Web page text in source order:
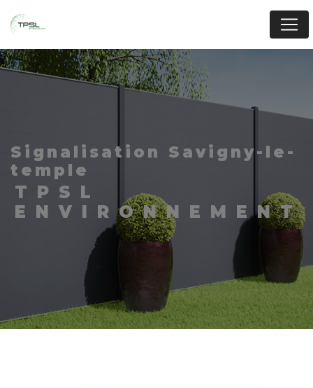
signalisation Savigny-le-
temple
TPSL
ENVIRONNEMENT